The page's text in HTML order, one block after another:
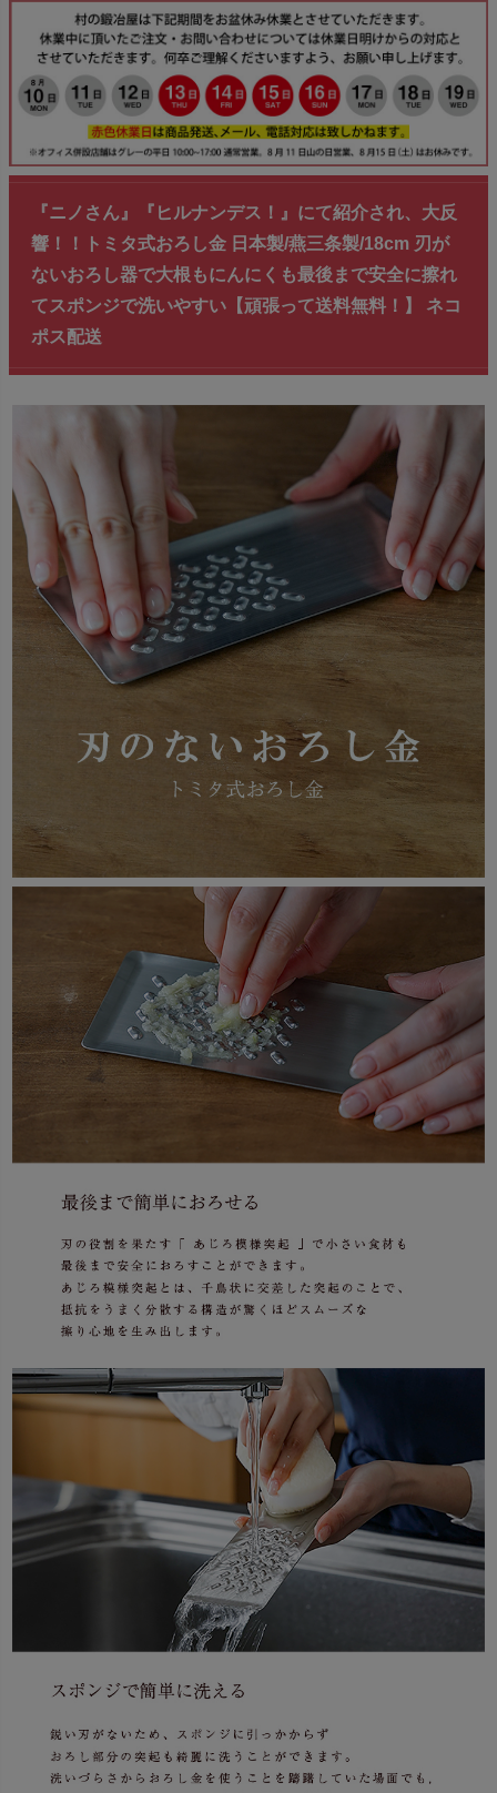
『ニノさん』『ヒルナンデス！』にて紹介され、大反
響！！トミタ式おろし金 日本製/燕三条製/18cm 刃が
ないおろし器で大根もにんにくも最後まで安全に擦れ
てスポンジで洗いやすい【頑張って送料無料！】 ネコ
ポス配送